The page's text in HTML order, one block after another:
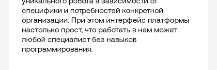
специфики и потребностей конкретной
организации. При этом интерфейс платформы
настолько прост, что работать в нем может
любой специалист без навыков
программирования.